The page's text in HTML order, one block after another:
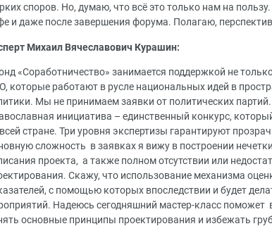
споров. Но, думаю, что всё это только нам на
и даже после завершения форума. Полагаю,
Михаил Вячеславович Курашин:
«Соработничество» занимается поддержкой не
которые работают в русле национальных идей в
Мы не принимаем заявки от политических
инициатива – единственный конкурс,
стране. Три уровня экспертизы гарантируют
сложность в заявках я вижу в построении
проекта, а также полном отсутствии или
Скажу, что использование механизма
с помощью которых впоследствии и будет
Надеюсь сегодняшний мастер-класс
основные принципы проектирования и избежать